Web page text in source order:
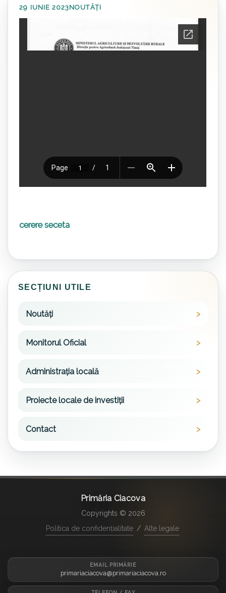
29 IUNIE 2023NOUTĂȚI
cerere seceta
SECȚIUNI UTILE
Noutăți
Monitorul Oficial
Administrația locală
Proiecte locale de investiții
Contact
Primăria Ciacova
Copyrights © 2026
Politica de confidențialitate / Alte legale
EMAIL PRIMĂRIE
primariaciacova@primariaciacova.ro